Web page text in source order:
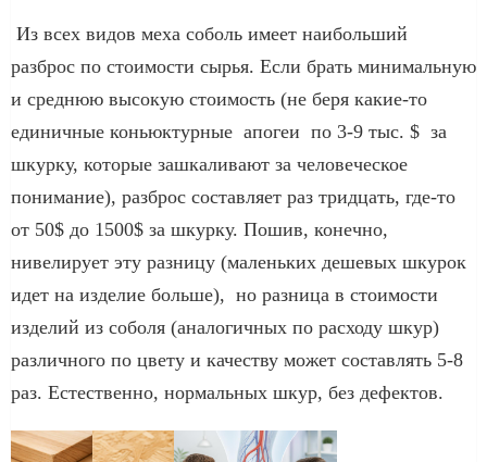
Из всех видов меха соболь имеет наибольший
разброс по стоимости сырья. Если брать минимальную
и среднюю высокую стоимость (не беря какие-то
единичные коньюктурные апогеи по 3-9 тыс. $ за
шкурку, которые зашкаливают за человеческое
понимание), разброс составляет раз тридцать, где-то
от 50$ до 1500$ за шкурку. Пошив, конечно,
нивелирует эту разницу (маленьких дешевых шкурок
идет на изделие больше), но разница в стоимости
изделий из соболя (аналогичных по расходу шкур)
различного по цвету и качеству может составлять 5-8
раз. Естественно, нормальных шкур, без дефектов.